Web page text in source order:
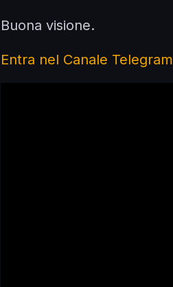
Buona visione.
Entra nel Canale Telegram